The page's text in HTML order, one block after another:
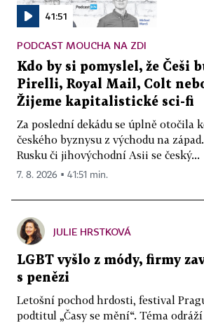
41:51
PODCAST MOUCHA NA ZDI
Kdo by si pomyslel, že Češi
Pirelli, Royal Mail, Colt
Žijeme kapitalistické sci-fi
Za poslední dekádu se úplně otočila
českého byznysu z východu na
Rusku či jihovýchodní Asii se český...
7. 8. 2026 ▪ 41:51 min.
JULIE HRSTKOVÁ
LGBT vyšlo z módy, firmy
s penězi
Letošní pochod hrdosti, festival
podtitul „Časy se mění“. Téma